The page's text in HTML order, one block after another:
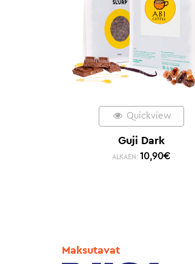
Quickview
Guji Dark
ALKAEN: 10,90€
Maksutavat